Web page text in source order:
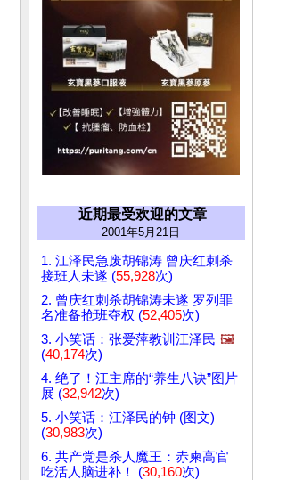
近期最受欢迎的文章
2001年5月21日
1. 江泽民急废胡锦涛 曾庆红刺杀
接班人未遂 (55,928次)
2. 曾庆红刺杀胡锦涛未遂 罗列罪
名准备抢班夺权 (52,405次)
3. 小笑话：张爱萍教训江泽民 🖼️
(40,174次)
4. 绝了！江主席的“养生八诀”图片
展 (32,942次)
5. 小笑话：江泽民的钟 (图文)
(30,983次)
6. 共产党是杀人魔王：赤柬高官
吃活人脑进补！ (30,160次)